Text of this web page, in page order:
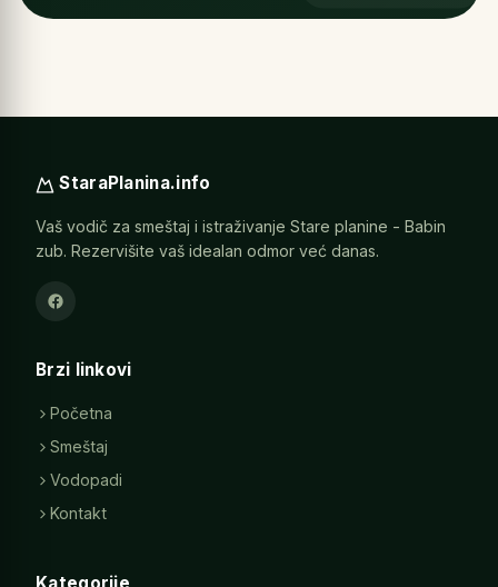
StaraPlanina.info
Vaš vodič za smeštaj i istraživanje Stare planine - Babin
zub. Rezervišite vaš idealan odmor već danas.
Brzi linkovi
Početna
Smeštaj
Vodopadi
Kontakt